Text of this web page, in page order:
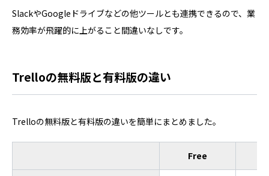
SlackやGoogleドライブなどの他ツールとも連携できるので、業
務効率が飛躍的に上がること間違いなしです。
Trelloの無料版と有料版の違い
Trelloの無料版と有料版の違いを簡単にまとめました。
Free